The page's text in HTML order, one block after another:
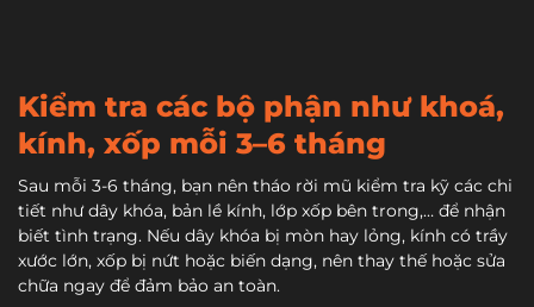
Kiểm tra các bộ phận như khoá,
kính, xốp mỗi 3–6 tháng
Sau mỗi 3-6 tháng, bạn nên tháo rời mũ kiểm tra kỹ các chi
tiết như dây khóa, bản lề kính, lớp xốp bên trong,… để nhận
biết tình trạng. Nếu dây khóa bị mòn hay lỏng, kính có trầy
xước lớn, xốp bị nứt hoặc biến dạng, nên thay thế hoặc sửa
chữa ngay để đảm bảo an toàn.